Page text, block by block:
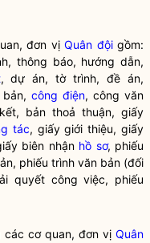
đơn vịQuân độigồm:
thông báo, hướng dẫn,
, dự án, tờ trình, đề án,
công điện, công văn
bản thoả thuận, giấy
tác, giấy giới thiệu, giấy
biên nhận hồ sơ, phiếu
phiếu trình văn bản (đối
quyết công việc, phiếu
các cơ quan, đơn vị Quân